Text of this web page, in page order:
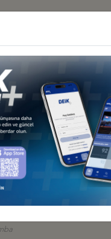
Diğer
4. ÇİN
(CISCE) KAPSAMINDA
İŞ KONSEYİ'NİN
26 - 31 EKİM 2025,